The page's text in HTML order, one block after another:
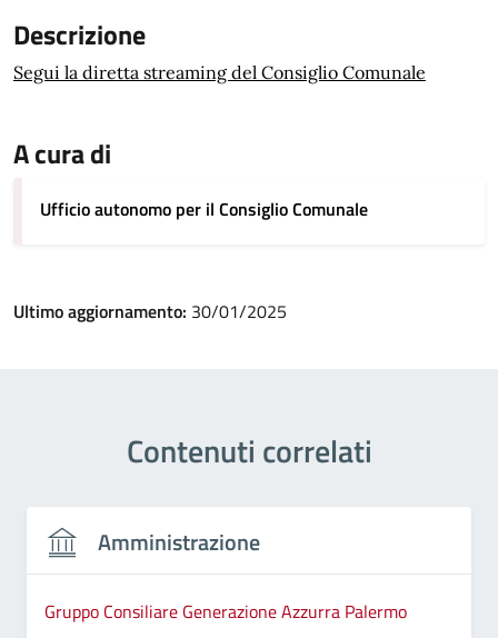
Descrizione
Segui la diretta streaming del Consiglio Comunale
A cura di
Ufficio autonomo per il Consiglio Comunale
Ultimo aggiornamento: 30/01/2025
Contenuti correlati
Amministrazione
Gruppo Consiliare Generazione Azzurra Palermo